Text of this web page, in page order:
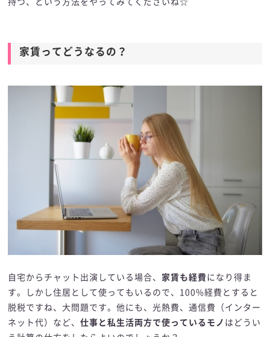
持つ、という方法をやってみてくださいね☆
家賃ってどうなるの？
自宅からチャット出演している場合、 家賃も経費になり得ま
す。しかし住居として使ってもいるので、100%経費とすると
脱税ですね、大問題です。他にも、光熱費、通信費（インター
ネット代）など、仕事と私生活両方で使っているモノ はどうい